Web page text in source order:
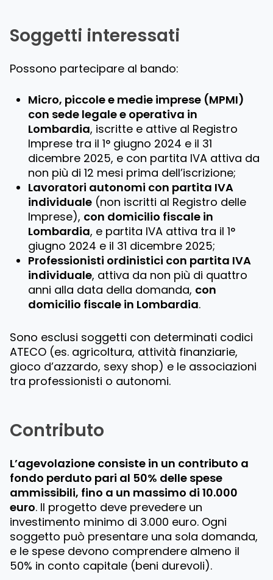
Soggetti interessati
Possono partecipare al bando:
Micro, piccole e medie imprese (MPMI)
con sede legale e operativa in
Lombardia, iscritte e attive al Registro
Imprese tra il 1° giugno 2024 e il 31
dicembre 2025, e con partita IVA attiva da
non più di 12 mesi prima dell’iscrizione;
Lavoratori autonomi con partita IVA
individuale (non iscritti al Registro delle
Imprese), con domicilio fiscale in
Lombardia, e partita IVA attiva tra il 1°
giugno 2024 e il 31 dicembre 2025;
Professionisti ordinistici con partita IVA
individuale, attiva da non più di quattro
anni alla data della domanda, con
domicilio fiscale in Lombardia.
Sono esclusi soggetti con determinati codici
ATECO (es. agricoltura, attività finanziarie,
gioco d’azzardo, sexy shop) e le associazioni
tra professionisti o autonomi.
Contributo
L’agevolazione consiste in un contributo a
fondo perduto pari al 50% delle spese
ammissibili, fino a un massimo di 10.000
euro. Il progetto deve prevedere un
investimento minimo di 3.000 euro. Ogni
soggetto può presentare una sola domanda,
e le spese devono comprendere almeno il
50% in conto capitale (beni durevoli).